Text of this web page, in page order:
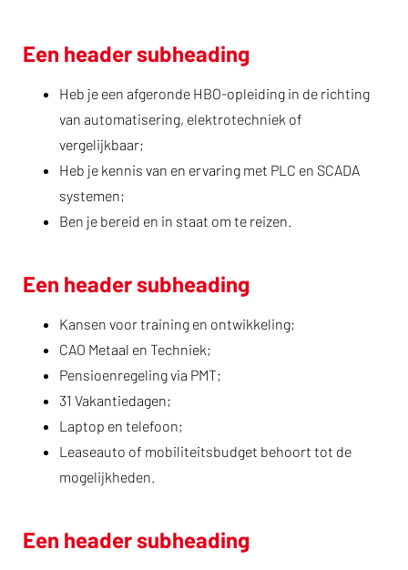
Een header subheading
Heb je een afgeronde HBO-opleiding in de richting
van automatisering, elektrotechniek of
vergelijkbaar;
Heb je kennis van en ervaring met PLC en SCADA
systemen;
Ben je bereid en in staat om te reizen.
Een header subheading
Kansen voor training en ontwikkeling;
CAO Metaal en Techniek;
Pensioenregeling via PMT;
31 Vakantiedagen;
Laptop en telefoon;
Leaseauto of mobiliteitsbudget behoort tot de
mogelijkheden.
Een header subheading